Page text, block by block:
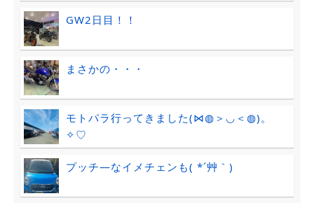
GW2日目！！
まさかの・・・
モトパラ行ってきました(⋈◍＞◡＜◍)。
✧♡
プッチ―なイメチェンも( *´艸｀)